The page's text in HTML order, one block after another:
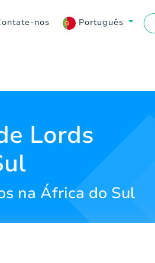
nos Português
Lords
na África do Sul